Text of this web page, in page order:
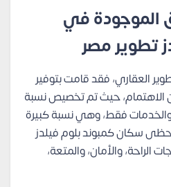
الموجودة في
تطوير مصر
العقاري، فقد قامت بتوفير
الاهتمام، حيث تم تخصيص نسبة
فقط، وهي نسبة كبيرة
سكان كمبوند بلوم فيلدز
والأمان، والمتعة،